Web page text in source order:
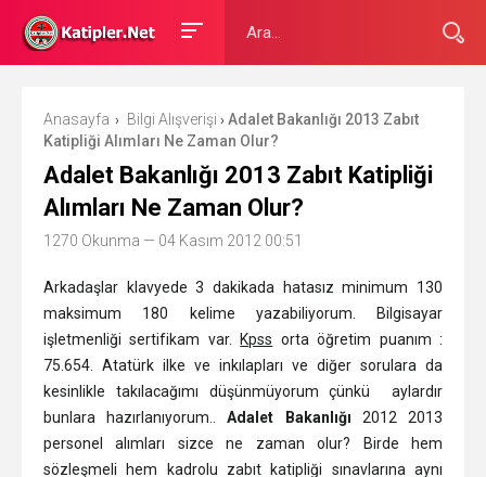
Anasayfa › Bilgi Alışverişi › Adalet Bakanlığı 2013 Zabıt
Katipliği Alımları Ne Zaman Olur?
Adalet Bakanlığı 2013 Zabıt Katipliği
Alımları Ne Zaman Olur?
1270 Okunma — 04 Kasım 2012 00:51
Arkadaşlar klavyede 3 dakikada hatasız minimum 130
maksimum 180 kelime yazabiliyorum. Bilgisayar
işletmenliği sertifikam var.
Kpss orta öğretim puanım :
75.654. Atatürk ilke ve inkılapları ve diğer sorulara da
kesinlikle takılacağımı düşünmüyorum çünkü aylardır
bunlara hazırlanıyorum..Adalet Bakanlığı 2012 2013
personel alımları sizce ne zaman olur? Birde hem
sözleşmeli hem kadrolu zabıt katipliği sınavlarına aynı